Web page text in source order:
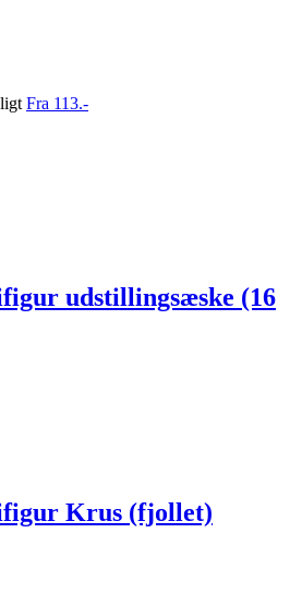
Fra 113.-
udstillingsæske (16
Krus (fjollet)